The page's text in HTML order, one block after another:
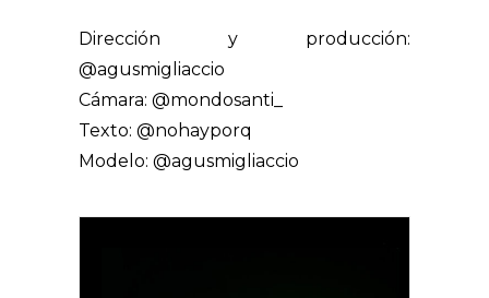
Dirección y producción:
@agusmigliaccio
Cámara: @mondosanti_
Texto: @nohayporq
Modelo: @agusmigliaccio